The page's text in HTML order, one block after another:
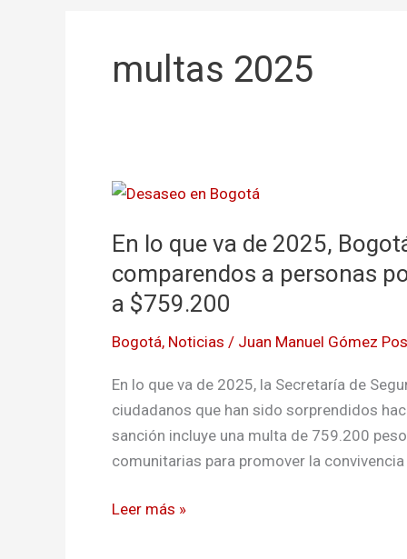
multas 2025
En lo que va de 2025,
comparendos a personas
a $759.200
Bogotá, Noticias / Juan Manuel Gómez
En lo que va de 2025, la Secretaría de
ciudadanos que han sido sorprendidos
sanción incluye una multa de 759.200
comunitarias para promover la
En
que
va
2025,
Bogotá
ha
impuesto
4.000
comparendos
Leer más »